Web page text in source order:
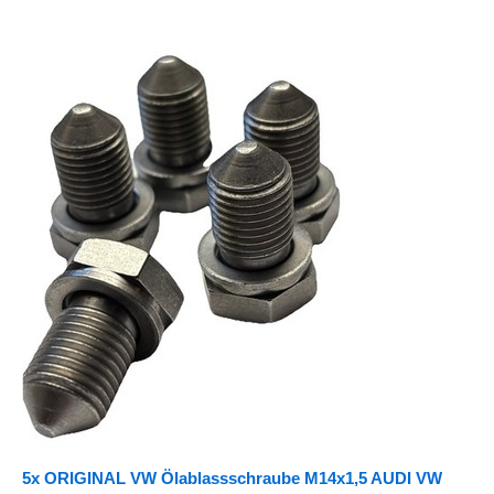
5x ORIGINAL VW Ölablassschraube M14x1,5 AUDI VW